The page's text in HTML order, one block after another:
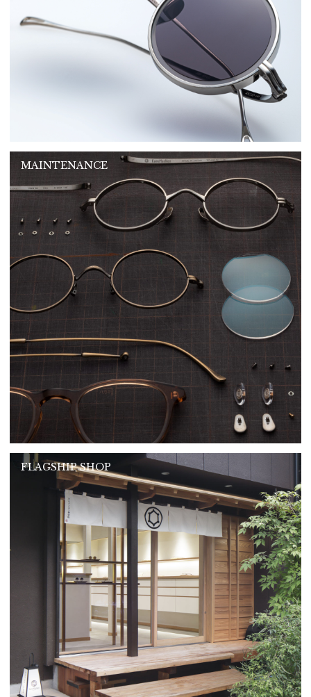
MAINTENANCE
FLAGSHIP SHOP